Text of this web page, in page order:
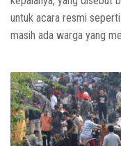
untuk acara resmi
masih ada warga yang